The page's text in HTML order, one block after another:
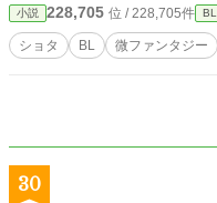
小説 228,705 位 / 228,705件 BL
ショタ BL 微ファンタジー
30